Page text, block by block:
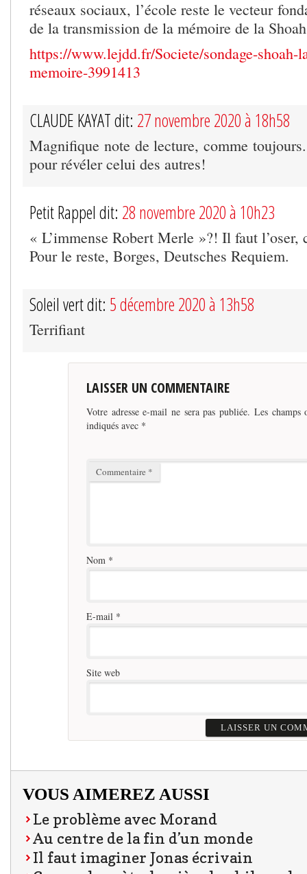
réseaux sociaux, l’école reste le vecteur
de la transmission de la mémoire de la
https://www.lejdd.fr/Societe/sondage-shoah-
memoire-3991413
CLAUDE KAYAT dit: 27 novembre 2020 à 18h58
Magnifique note de lecture, comme
pour révéler celui des autres!
Petit Rappel dit: 28 novembre 2020 à 10h23
« L’immense Robert Merle »?! Il faut l’oser,
Pour le reste, Borges, Deutsches Requiem.
Soleil vert dit: 5 décembre 2020 à 13h58
Terrifiant
LAISSER UN COMMENTAIRE
Votre adresse e-mail ne sera pas publiée. Les champs
indiqués avec *
Commentaire *
Nom *
E-mail *
Site web
VOUS AIMEREZ AUSSI
Le problème avec Morand
Au centre de la fin d’un monde
Il faut imaginer Jonas écrivain